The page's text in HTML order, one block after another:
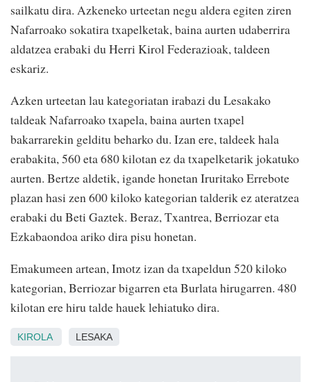
sailkatu dira. Azkeneko urteetan negu aldera egiten ziren
Nafarroako sokatira txapelketak, baina aurten udaberrira
aldatzea erabaki du Herri Kirol Federazioak, taldeen
eskariz.
Azken urteetan lau kategoriatan irabazi du Lesakako
taldeak Nafarroako txapela, baina aurten txapel
bakarrarekin gelditu beharko du. Izan ere, taldeek hala
erabakita, 560 eta 680 kilotan ez da txapelketarik jokatuko
aurten. Bertze aldetik, igande honetan Iruritako Errebote
plazan hasi zen 600 kiloko kategorian talderik ez ateratzea
erabaki du Beti Gaztek. Beraz, Txantrea, Berriozar eta
Ezkabaondoa ariko dira pisu honetan.
Emakumeen artean, Imotz izan da txapeldun 520 kiloko
kategorian, Berriozar bigarren eta Burlata hirugarren. 480
kilotan ere hiru talde hauek lehiatuko dira.
KIROLA LESAKA